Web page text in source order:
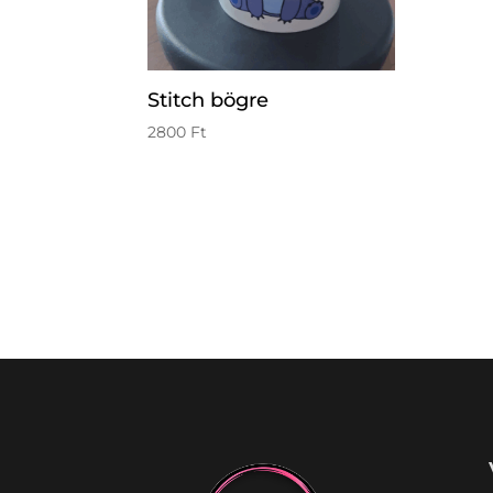
Stitch bögre
2800 Ft